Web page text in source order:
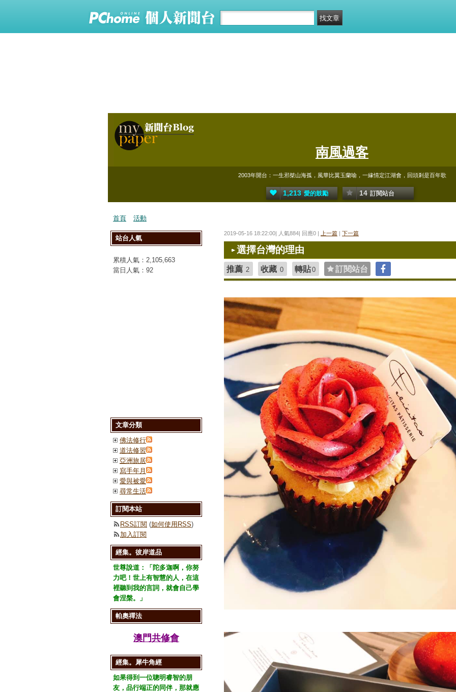
南風過客
2003年開台：一生邪桀山海孤，風華比翼玉蘭喻，一緣情定江湖會，回頭剎是百年歌
1,213 愛的鼓勵 14 訂閱站台
首頁 活動
2019-05-16 18:22:00| 人氣884| 回應0 | 上一篇 | 下一篇
選擇台灣的理由
推薦 2 收藏 0 轉貼0 訂閱站台
站台人氣
累積人氣： 2,105,663
當日人氣： 92
文章分類
佛法修行
道法修習
亞洲旅居
寫手年月
愛與被愛
尋常生活
訂閱本站
RSS訂閱 (如何使用RSS)
加入訂閱
經集。彼岸道品
世尊說道：「陀多迦啊，你努
力吧！世上有智慧的人，在這
裡聽到我的言詞，就會自己學
會涅槃。」
帕奧禪法
澳門共修會
經集。犀牛角經
如果得到一位聰明睿智的朋
友，品行端正的同伴，那就應